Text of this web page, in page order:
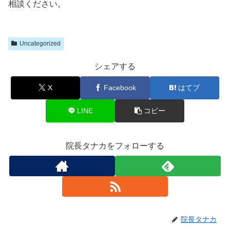
相談ください。
Uncategorized
シェアする
X Facebook はてブ
LINE コピー
院長タナカをフォローする
院長タナカ